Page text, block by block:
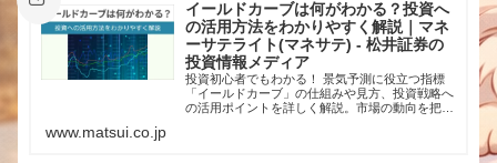
イールドカーブは何がわかる？投資へ
の活用方法をわかりやすく解説｜マネ
ーサテライト(マネサテ) - 松井証券の
投資情報メディア
投資初心者でもわかる！ 景気予測に役立つ指標
「イールドカーブ」の仕組みや見方、投資戦略へ
の活用ポイントを詳しく解説。市場の動向を把握
www.matsui.co.jp